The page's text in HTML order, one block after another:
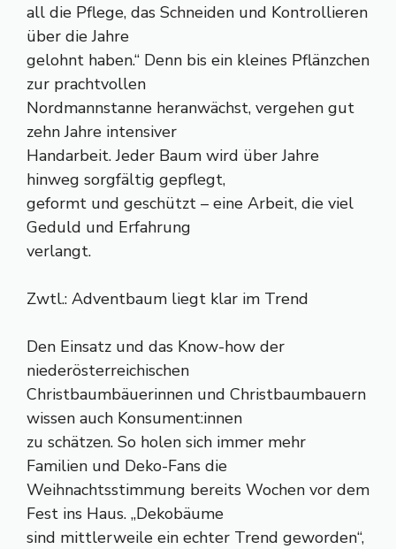
all die Pflege, das Schneiden und Kontrollieren
über die Jahre
gelohnt haben.“ Denn bis ein kleines Pflänzchen
zur prachtvollen
Nordmannstanne heranwächst, vergehen gut
zehn Jahre intensiver
Handarbeit. Jeder Baum wird über Jahre
hinweg sorgfältig gepflegt,
geformt und geschützt – eine Arbeit, die viel
Geduld und Erfahrung
verlangt.
Zwtl.: Adventbaum liegt klar im Trend
Den Einsatz und das Know-how der
niederösterreichischen
Christbaumbäuerinnen und Christbaumbauern
wissen auch Konsument:innen
zu schätzen. So holen sich immer mehr
Familien und Deko-Fans die
Weihnachtsstimmung bereits Wochen vor dem
Fest ins Haus. „Dekobäume
sind mittlerweile ein echter Trend geworden“,